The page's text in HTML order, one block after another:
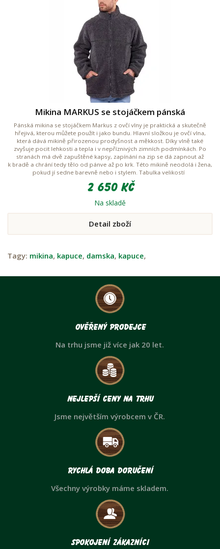
Mikina MARKUS se stojáčkem pánská
Pánská mikina se stojáčkem Markus z ovčí vlny je praktická a skutečně
hřejivá, kterou můžete použít i jako bundu. Hlavní složkou je ovčí vlna,
která dává mikině přirozenou prodyšnost a měkkost. Díky vlně také
zvyšuje pocit lehkosti a tepla i v nepříznivých zimních podmínkách. Po
stranách má dvě zapuštěné kapsy, zapínání na zip se dá zapnout až
k bradě a chrání tedy tělo od pánve až po krk. Této mikině neodolá i žena,
pokud jí sedne barevně nebo i stylem. Tabulka velikostí
2 650 Kč
Na skladě
Detail zboží
Tagy: mikina, kapuce, damska, kapuce,
Ověřený prodejce
Na trhu jsme již více jak 20 let.
Nejlepší ceny na trhu
Jsme největším výrobcem v ČR.
Rychlá doba doručení
Všechny výrobky máme skladem.
Spokojení zákazníci